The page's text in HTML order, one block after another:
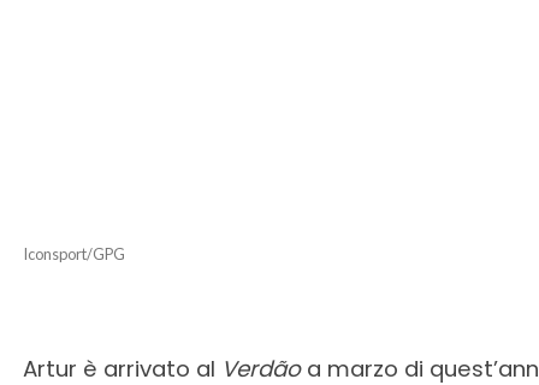
Iconsport/GPG
Artur è arrivato al Verdãoa marzo di